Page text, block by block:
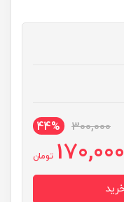
300,000
44%
170,000 تومان